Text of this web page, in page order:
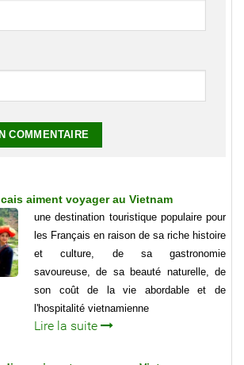
aiment voyager au Vietnam
une destination touristique populaire pour
les Français en raison de sa riche histoire
et culture, de sa gastronomie
savoureuse, de sa beauté naturelle, de
son coût de la vie abordable et de
l'hospitalité vietnamienne
Lire la suite